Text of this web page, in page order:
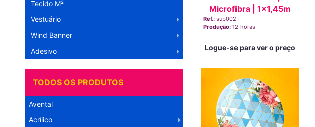
Tecido M²
Vestuário
Wind Banner
Adesivo
TODOS OS PRODUTOS
Avental
Acrílico
Microfibra | 1x1,45m
Ref.: sub002
Produção: 12 horas
Logue-se para ver o preço